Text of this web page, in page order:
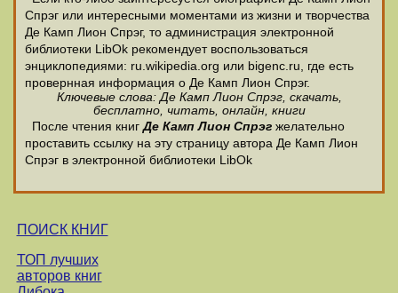
Спрэг или интересными моментами из жизни и творчества
Де Камп Лион Спрэг, то администрация электронной
библиотеки LibOk рекомендует воспользоваться
энциклопедиями: ru.wikipedia.org или bigenc.ru, где есть
провернная информация о Де Камп Лион Спрэг.
Ключевые слова: Де Камп Лион Спрэг, скачать,
бесплатно, читать, онлайн, книги
После чтения книгДе Камп Лион Спрэг желательно
проставить ссылку на эту страницу автора Де Камп Лион
Спрэг в электронной библиотеки LibOk
ПОИСК КНИГ
ТОП лучших
авторов книг